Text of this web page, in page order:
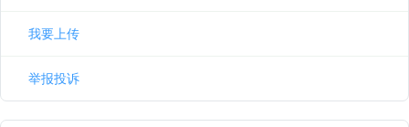
我要上传
举报投诉